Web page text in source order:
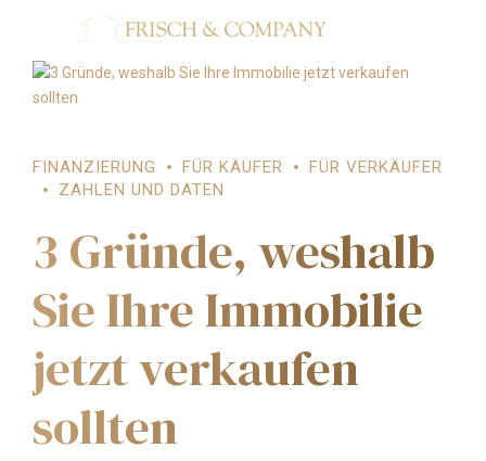
FINANZIERUNG FÜR KÄUFER
FÜR VERKÄUFER
ZAHLEN UND DATEN
3 Gründe, weshalb
Sie Ihre Immobilie
jetzt verkaufen
sollten